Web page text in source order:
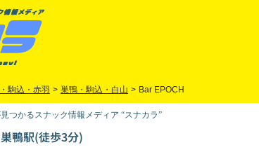
駒込・赤羽 > 巣鴨・駒込・白山 > Bar EPOCH
見つかるスナック情報メディア “スナカラ”
巣鴨駅(徒歩3分)